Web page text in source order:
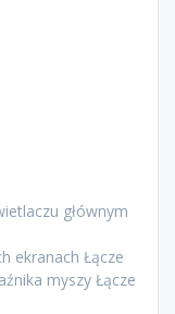
głównym
ekranach Łącze
myszy Łącze